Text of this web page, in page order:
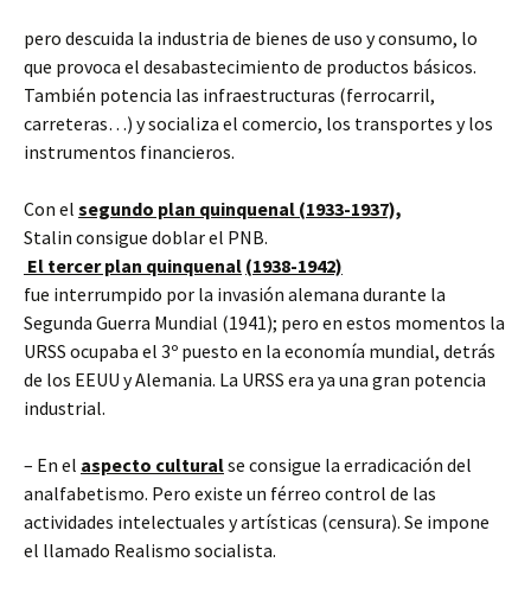
pero descuida la industria de bienes de uso y consumo, lo
que provoca el desabastecimiento de productos básicos.
También potencia las infraestructuras (ferrocarril,
carreteras…) y socializa el comercio, los transportes y los
instrumentos financieros.
Con el segundo plan quinquenal (1933-1937),
Stalin consigue doblar el PNB.
El tercer plan quinquenal (1938-1942)
fue interrumpido por la invasión alemana durante la
Segunda Guerra Mundial (1941); pero en estos momentos la
URSS ocupaba el 3º puesto en la economía mundial, detrás
de los EEUU y Alemania. La URSS era ya una gran potencia
industrial.
– En el aspecto culturalse consigue la erradicación del
analfabetismo. Pero existe un férreo control de las
actividades intelectuales y artísticas (censura). Se impone
el llamado Realismo socialista.